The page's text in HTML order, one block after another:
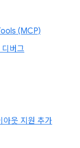
(MCP)
버그
아웃 지원 추가